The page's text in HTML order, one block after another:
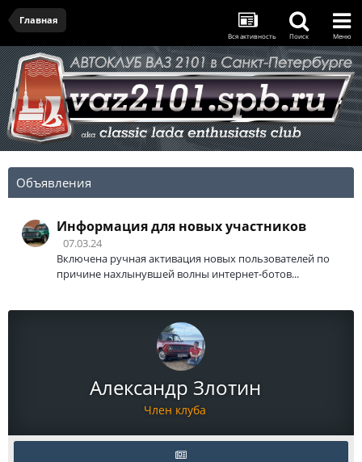
Главная
Вся активность Поиск Меню
Объявления
Информация для новых участников
07.03.24
Включена ручная активация новых пользователей по
причине нахлынувшей волны интернет-ботов...
Александр Злотин
Член клуба